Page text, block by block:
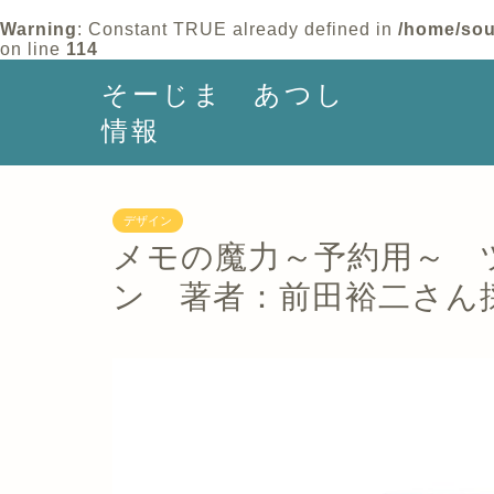
Warning: Constant TRUE already defined in /home/
on line 114
そーじま あつし
情報
デザイン
メモの魔力～予約用～
ン 著者：前田裕二さん